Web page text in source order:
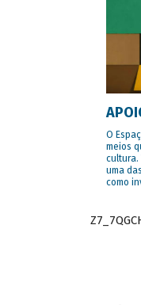
O
meios
cultura.
uma
como